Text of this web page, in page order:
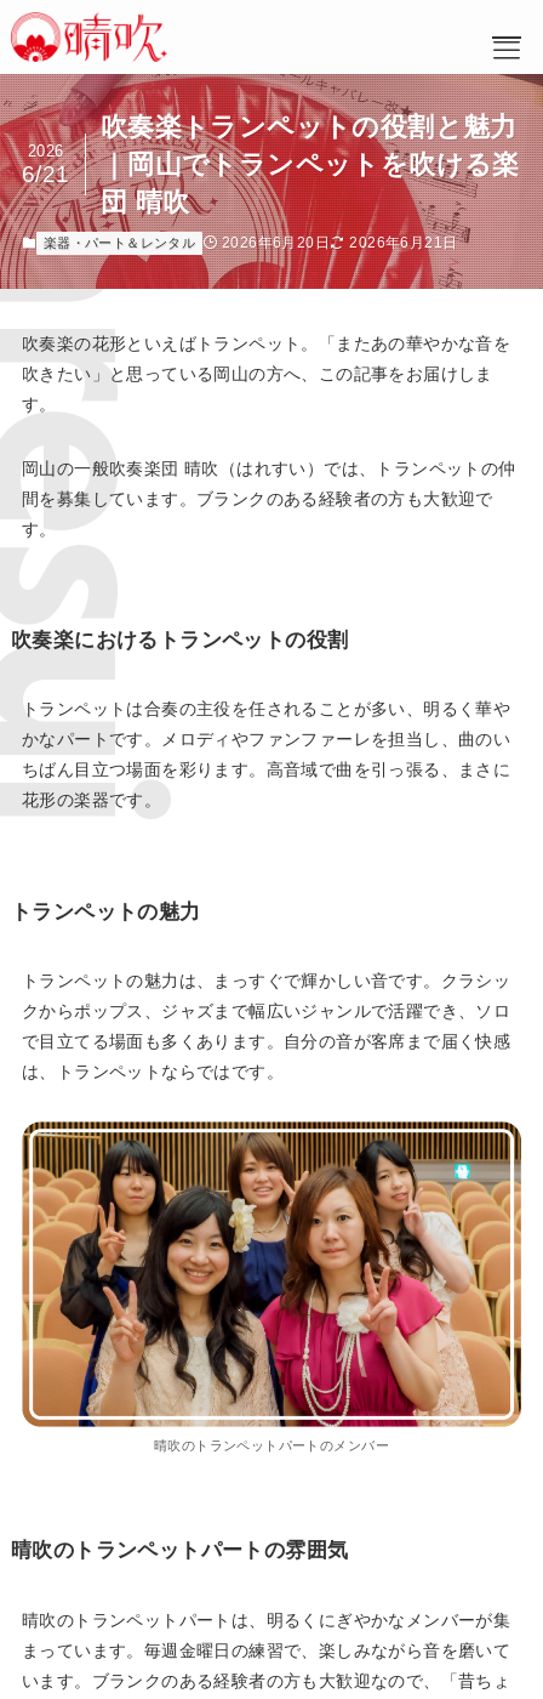
ホーム
晴吹とは
活動紹介
入団案内
パート紹介
ブログ・お知らせ・告知
フォトギャラリー
規約・理念
吹奏楽トランペットの役割と魅力
｜岡山でトランペットを吹ける楽
団 晴吹
2026
6/21
楽器・パート＆レンタル 2026年6月20日 2026年6月21日
吹奏楽の花形といえばトランペット。「またあの華やかな音を
吹きたい」と思っている岡山の方へ、この記事をお届けしま
す。
岡山の一般吹奏楽団 晴吹（はれすい）では、トランペットの仲
間を募集しています。ブランクのある経験者の方も大歓迎で
す。
吹奏楽におけるトランペットの役割
トランペットは合奏の主役を任されることが多い、明るく華や
かなパートです。メロディやファンファーレを担当し、曲のい
ちばん目立つ場面を彩ります。高音域で曲を引っ張る、まさに
花形の楽器です。
トランペットの魅力
トランペットの魅力は、まっすぐで輝かしい音です。クラシッ
クからポップス、ジャズまで幅広いジャンルで活躍でき、ソロ
で目立てる場面も多くあります。自分の音が客席まで届く快感
は、トランペットならではです。
晴吹のトランペットパートのメンバー
晴吹のトランペットパートの雰囲気
晴吹のトランペットパートは、明るくにぎやかなメンバーが集
まっています。毎週金曜日の練習で、楽しみながら音を磨いて
います。ブランクのある経験者の方も大歓迎なので、「昔ちょ